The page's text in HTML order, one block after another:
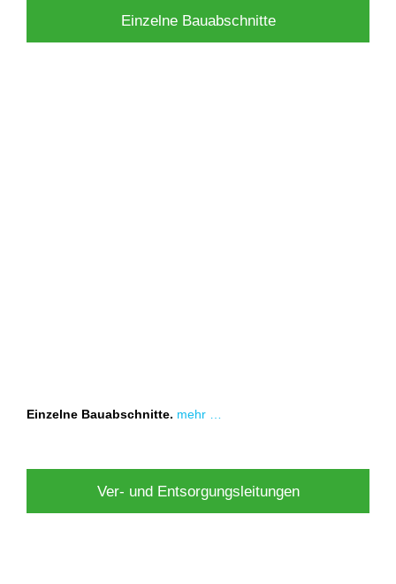
Einzelne Bauabschnitte
Einzelne Bauabschnitte. mehr …
Ver- und Entsorgungsleitungen